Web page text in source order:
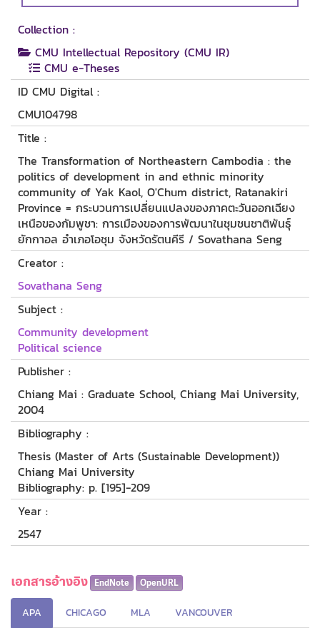
Collection :
CMU Intellectual Repository (CMU IR)
CMU e-Theses
ID CMU Digital :
CMU104798
Title :
The Transformation of Northeastern Cambodia : the
politics of development in and ethnic minority
community of Yak Kaol, O'Chum district, Ratanakiri
Province = กระบวนการเปลี่ยนแปลงของภาคตะวันออกเฉียง
เหนือของกัมพูชา: การเมืองของการพัฒนาในชุมชนชาติพันธุ์
ยักกาอล อำเภอโอชุม จังหวัดรัตนคีรี / Sovathana Seng
Creator :
Sovathana Seng
Subject :
Community development
Political science
Publisher :
Chiang Mai : Graduate School, Chiang Mai University,
2004
Bibliography :
Thesis (Master of Arts (Sustainable Development))
Chiang Mai University
Bibliography: p. [195]-209
Year :
2547
เอกสารอ้างอิง EndNote OpenURL
APA CHICAGO MLA VANCOUVER